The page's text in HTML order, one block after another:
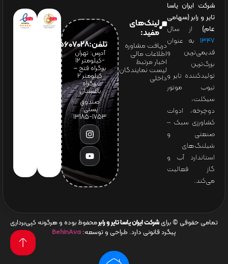
شرکت ایران یاسا
تایر و رابر (سهامی
عام) از سال
۱۳۴۷ به عنوان
قدیمی‌ترین و
بزرگ‌ترین
تولیدکننده تایر و
تیوب موتور
سیکلت،
دوچرخه، ادوات
کشاورزی سبک –
صنعتی و
شیلنگ‌های
استاندارد آب و
گاز فعالیت
می‌کند.
لینک‌های
مفید:
دریافت مشاوره
اطلاعات مالی
اخبار مرتبط
لیست نمایندگان
داخلی
تلفن:65607028(021)
آدرس: تهران
-کیلومتر 12
بزرگراه فتح –
کیلومتر ۲
بزرگراه
باغستان
صندوق
پستی:
1753-13185
تمامی حقوقی © برای شرکت ایران یاسا تایر و رابرمحفوظ بوده و هرگونه کپی‌برداری
پیگرد قانونی دارد. طراحی و توسعه: BehinAva